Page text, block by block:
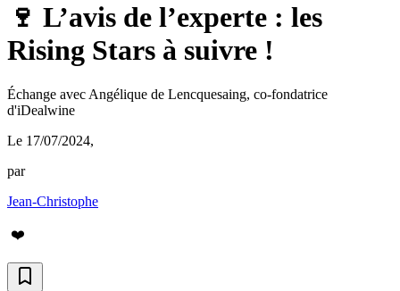
🍷 L’avis de l’experte : les
Rising Stars à suivre !
Échange avec Angélique de Lencquesaing, co-fondatrice
d'iDealwine
Le 17/07/2024,
par
Jean-Christophe
❤️